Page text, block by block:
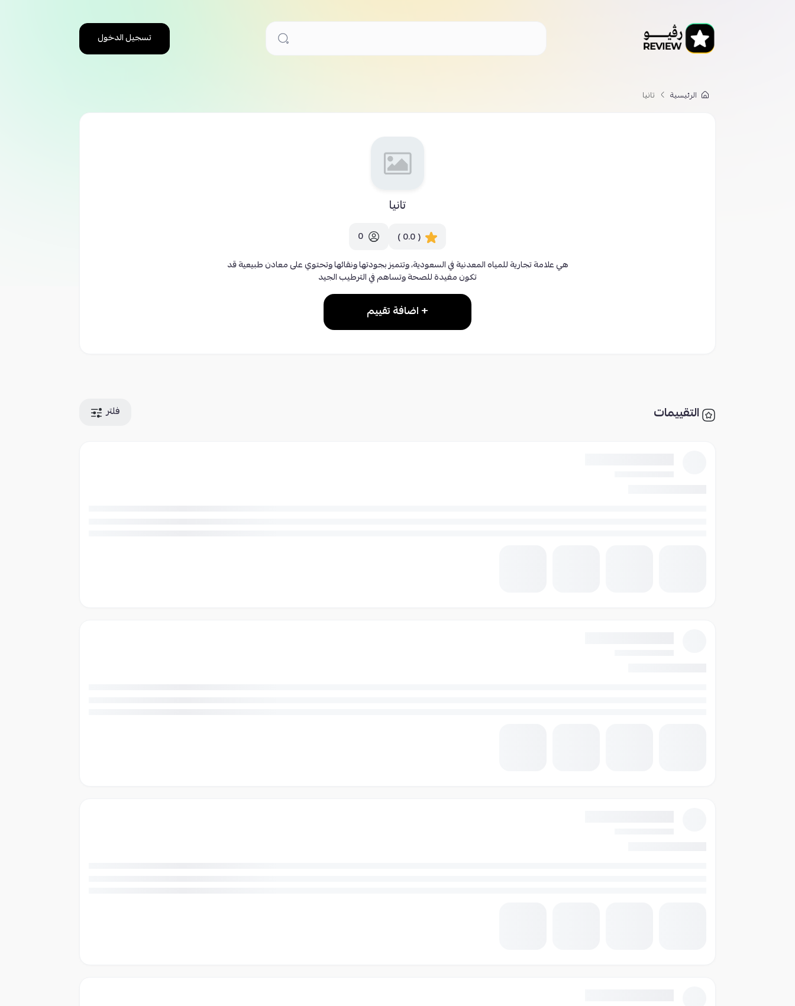
تسجيل الدخول
الرئيسية تانيا
تانيا
( 0.0 )
0
هي علامة تجارية للمياه المعدنية في السعودية، وتتميز بجودتها ونقائها وتحتوي على معادن طبيعية قد
تكون مفيدة للصحة وتساهم في الترطيب الجيد
+ اضافة تقييم
التقييمات فلتر